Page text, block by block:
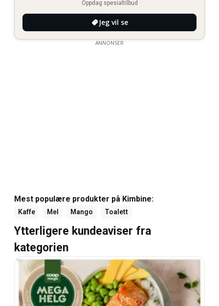
Oppdag spesialtilbud
Jeg vil se
ANNONSER
Mest populære produkter på Kimbine:
Kaffe Mel Mango Toalett
Ytterligere kundeaviser fra
kategorien